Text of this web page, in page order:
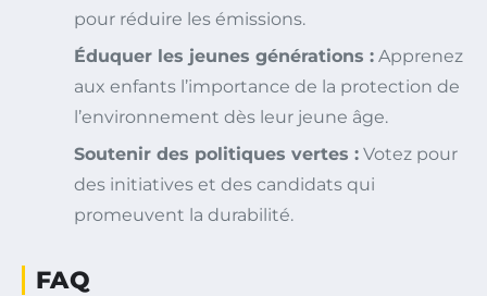
pour réduire les émissions.
Éduquer les jeunes générations : Apprenez
aux enfants l’importance de la protection de
l’environnement dès leur jeune âge.
Soutenir des politiques vertes : Votez pour
des initiatives et des candidats qui
promeuvent la durabilité.
FAQ